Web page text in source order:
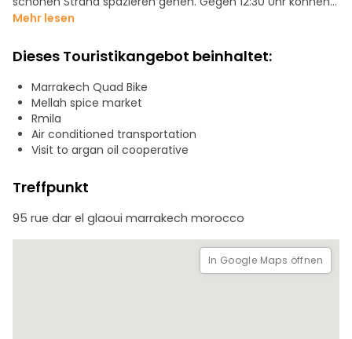
Sie in einem lokalen Restaurant ein schmackhaftes
aber empfehlenswert).
Nach dem Mittagessen, um 14:00 Uhr, können Sie Essaouira
weiter erkunden und historische Orte wie die Skala de la
Ville, die alten Stadtmauern und die Mellah (jüdisches
Viertel) besichtigen. Um 15.30 Uhr haben Sie Zeit, auf den
lebhaften Märkten nach Souvenirs und lokalem
Kunsthandwerk zu suchen.
Um 17.00 Uhr ist es Zeit, nach Marrakesch zurückzufahren.
Stadtzentrum abgesetzt. Es wird ein interessanter und
unterhaltsamer Tag werden!
Mehr lesen
Dieses Touristikangebot beinhaltet:
Marrakech Quad Bike
Mellah spice market
Rmila
Air conditioned transportation
Visit to argan oil cooperative
Treffpunkt
95 rue dar el glaoui marrakech morocco
In Google Maps öffnen